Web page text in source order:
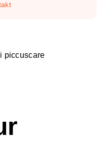
piccuscare